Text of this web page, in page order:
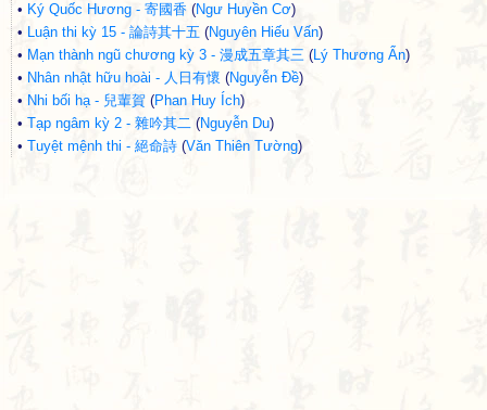
• Ký Quốc Hương - 寄國香 (Ngư Huyền Cơ)
• Luận thi kỳ 15 - 論詩其十五 (Nguyên Hiếu Vấn)
• Mạn thành ngũ chương kỳ 3 - 漫成五章其三 (Lý Thương Ẩn)
• Nhân nhật hữu hoài - 人日有懷 (Nguyễn Đề)
• Nhi bối hạ - 兒輩賀 (Phan Huy Ích)
• Tạp ngâm kỳ 2 - 雜吟其二 (Nguyễn Du)
• Tuyệt mệnh thi - 絕命詩 (Văn Thiên Tường)